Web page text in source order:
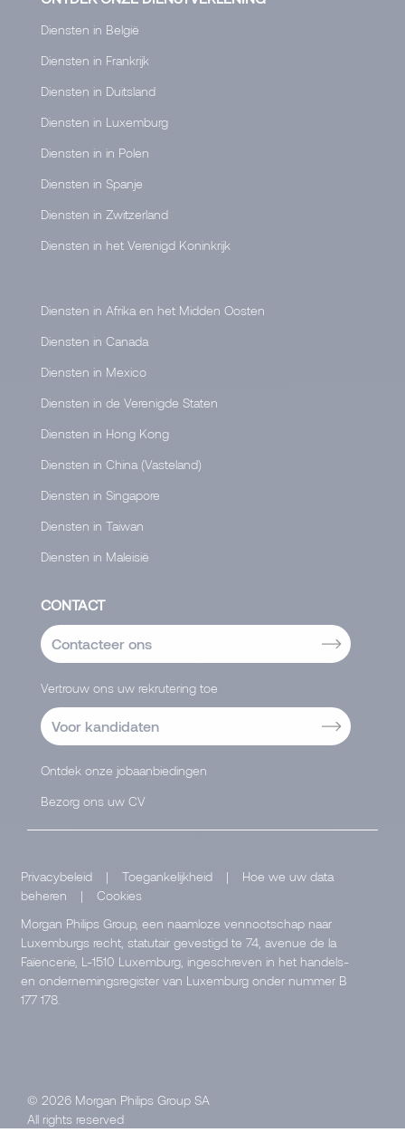
Diensten in België
Diensten in Frankrijk
Diensten in Duitsland
Diensten in Luxemburg
Diensten in in Polen
Diensten in Spanje
Diensten in Zwitzerland
Diensten in het Verenigd Koninkrijk
Diensten in Afrika en het Midden Oosten
Diensten in Canada
Diensten in Mexico
Diensten in de Verenigde Staten
Diensten in Hong Kong
Diensten in China (Vasteland)
Diensten in Singapore
Diensten in Taiwan
Diensten in Maleisië
CONTACT
Contacteer ons
Vertrouw ons uw rekrutering toe
Voor kandidaten
Ontdek onze jobaanbiedingen
Bezorg ons uw CV
Privacybeleid | Toegankelijkheid |
Hoe we uw data
beheren
|
Cookies
Morgan Philips Group, een naamloze vennootschap naar
Luxemburgs recht, statutair gevestigd te 74, avenue de la
Faïencerie, L-1510 Luxemburg, ingeschreven in het handels-
en ondernemingsregister van Luxemburg onder nummer B
177 178.
© 2026 Morgan Philips Group SA
All rights reserved